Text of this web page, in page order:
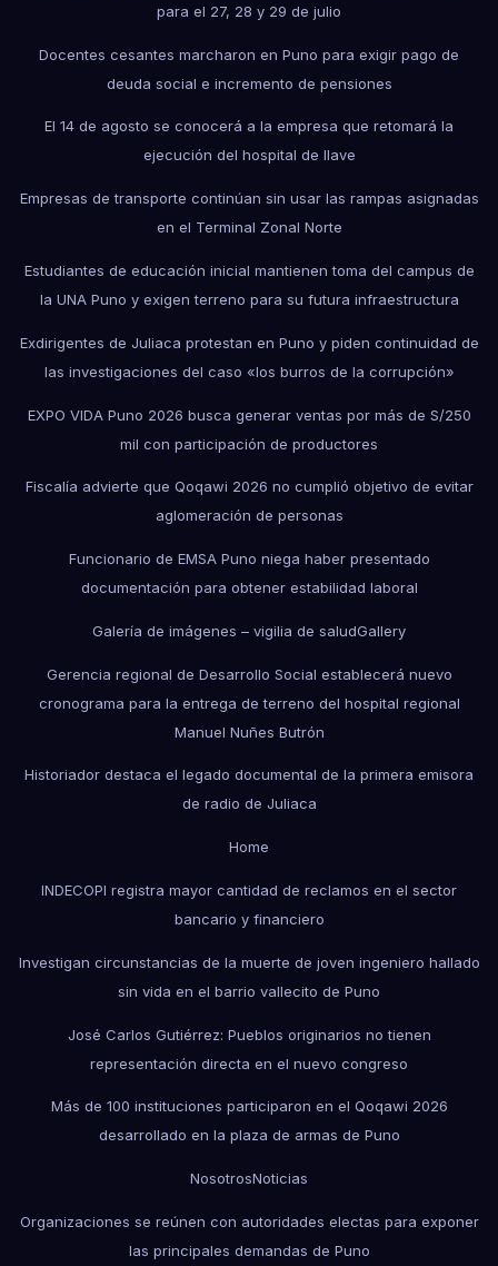
para el 27, 28 y 29 de julio
Docentes cesantes marcharon en Puno para exigir pago de
deuda social e incremento de pensiones
El 14 de agosto se conocerá a la empresa que retomará la
ejecución del hospital de Ilave
Empresas de transporte continúan sin usar las rampas asignadas
en el Terminal Zonal Norte
Estudiantes de educación inicial mantienen toma del campus de
la UNA Puno y exigen terreno para su futura infraestructura
Exdirigentes de Juliaca protestan en Puno y piden continuidad de
las investigaciones del caso «los burros de la corrupción»
EXPO VIDA Puno 2026 busca generar ventas por más de S/250
mil con participación de productores
Fiscalía advierte que Qoqawi 2026 no cumplió objetivo de evitar
aglomeración de personas
Funcionario de EMSA Puno niega haber presentado
documentación para obtener estabilidad laboral
Galería de imágenes – vigilia de saludGallery
Gerencia regional de Desarrollo Social establecerá nuevo
cronograma para la entrega de terreno del hospital regional
Manuel Nuñes Butrón
Historiador destaca el legado documental de la primera emisora
de radio de Juliaca
Home
INDECOPI registra mayor cantidad de reclamos en el sector
bancario y financiero
Investigan circunstancias de la muerte de joven ingeniero hallado
sin vida en el barrio vallecito de Puno
José Carlos Gutiérrez: Pueblos originarios no tienen
representación directa en el nuevo congreso
Más de 100 instituciones participaron en el Qoqawi 2026
desarrollado en la plaza de armas de Puno
NosotrosNoticias
Organizaciones se reúnen con autoridades electas para exponer
las principales demandas de Puno